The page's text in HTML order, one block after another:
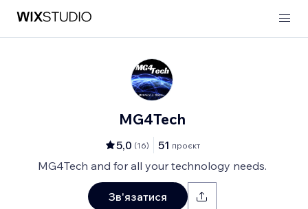
MG4Tech
5,0 (16) 51 проєкт
MG4Tech and for all your technology needs.
Зв'язатися